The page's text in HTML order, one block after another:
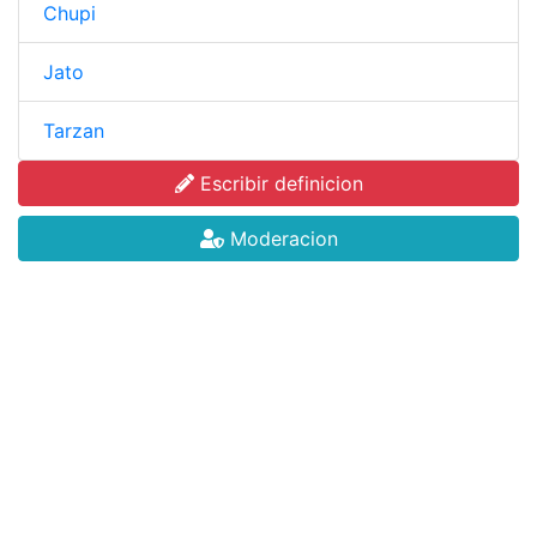
Chupi
Jato
Tarzan
Escribir definicion
Moderacion